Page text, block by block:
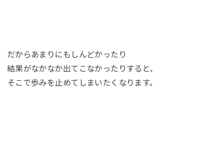
だからあまりにもしんどかったり
結果がなかなか出てこなかったりすると、
そこで歩みを止めてしまいたくなります。